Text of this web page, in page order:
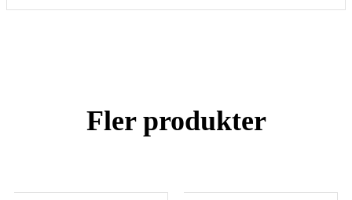
Fler produkter